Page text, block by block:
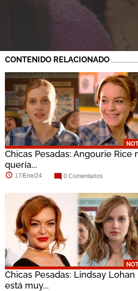
CONTENIDO RELACIONADO
Chicas Pesadas: Angourie Rice
quería...
17/Ene/24 0 Comentarios
Chicas Pesadas: Lindsay Lohan
está muy...